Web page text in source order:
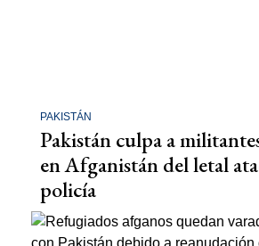
PAKISTÁN
Pakistán culpa a
en Afganistán del letal
policía